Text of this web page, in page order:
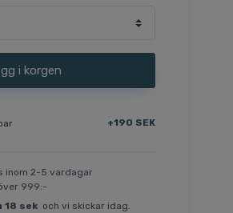
i korgen
+190 SEK
inom 2-5 vardagar
999:-
17 sekoch vi skickar idag.